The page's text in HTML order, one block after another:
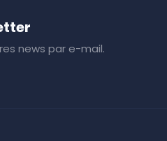
news par e-mail.